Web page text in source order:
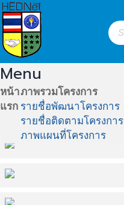
Menu
หน้า
แรก
ภาพรวมโครงการ
รายชื่อพัฒนาโครงการ
รายชื่อติดตามโครงการ
ภาพแผนที่โครงการ
แผนที่โครงการ